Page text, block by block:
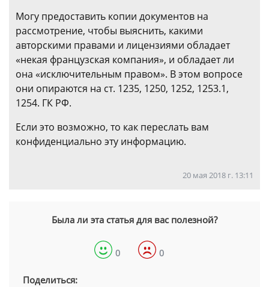
Могу предоставить копии документов на
рассмотрение, чтобы выяснить, какими
авторскими правами и лицензиями обладает
«некая французская компания», и обладает ли
она «исключительным правом». В этом вопросе
они опираются на ст. 1235, 1250, 1252, 1253.1,
1254. ГК РФ.
Если это возможно, то как переслать вам
конфиденциально эту информацию.
20 мая 2018 г. 13:11
Была ли эта статья для вас полезной?
0 0
Поделиться: